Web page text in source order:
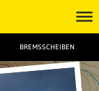
BREMSSCHEIBEN